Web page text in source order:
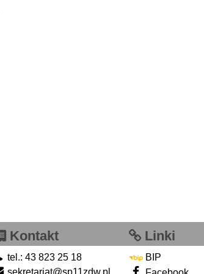
Kontakt
tel.: 43 823 25 18
sekretariat@sp11zdw.pl
Linki
BIP